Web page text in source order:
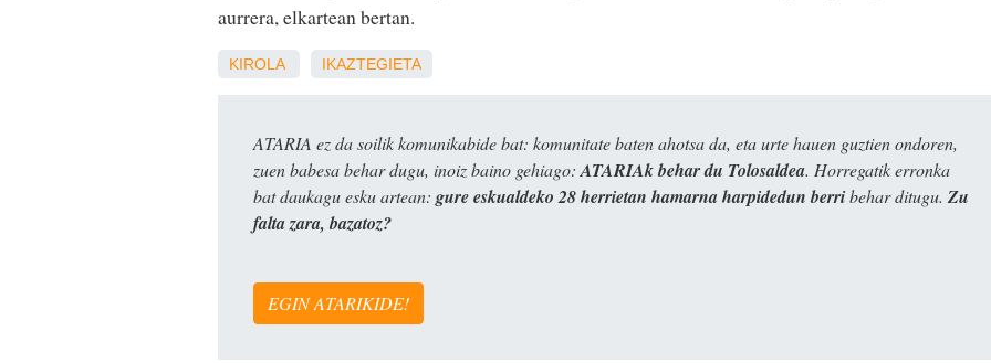
aurrera, elkartean bertan.
KIROLA IKAZTEGIETA
ATARIA ez da soilik komunikabide bat: komunitate baten ahotsa da, eta urte hauen guztien ondoren,
zuen babesa behar dugu, inoiz baino gehiago:ATARIAk behar du Tolosaldea. Horregatik erronka
bat daukagu esku artean: gure eskualdeko 28 herrietan hamarna harpidedun berribehar ditugu. Zu
falta zara, bazatoz?
EGIN ATARIKIDE!